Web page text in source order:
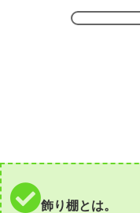
飾り棚とは。